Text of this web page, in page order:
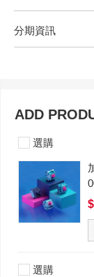
分期資訊
ADD
選購
選購